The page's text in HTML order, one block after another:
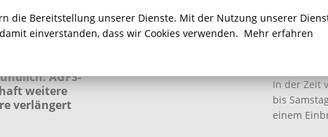
AGFS-
weitere
verlängert
16.
In der Zeit
bis
einem
die Bereitstellung unserer Dienste. Mit der Nutzung unserer
einverstanden, dass wir Cookies verwenden. Mehr erfahren